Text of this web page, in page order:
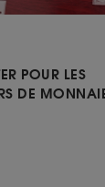
POUR LES
DE